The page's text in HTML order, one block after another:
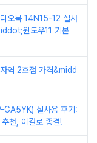
오북 14N15-12 실사
윈도우11 기본
역 2호점 가격&midd
실사용 후기:
천, 이걸로 종결!